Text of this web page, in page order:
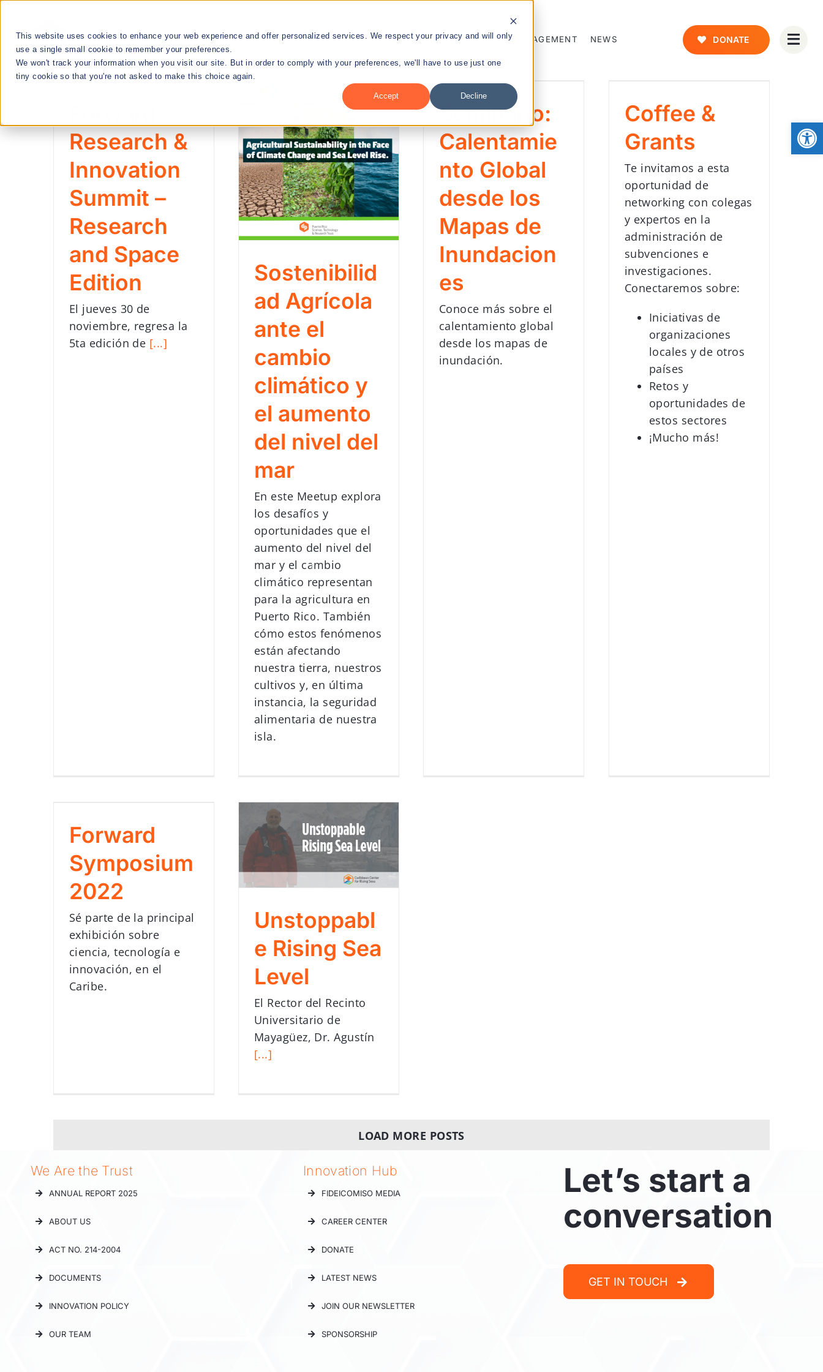
This website uses cookies to enhance your web experience and offer personalized services. We respect your privacy and will only
use a single small cookie to remember your preferences.
We won't track your information when you visit our site. But in order to comply with your preferences, we'll have to use just one
tiny cookie so that you're not asked to make this choice again.
Accept Decline
content
RESEARCH ENTREPRENEURSHIP PUBLIC HEALTH TALENT MANAGEMENT
We Cultivate
Talent Management
RESEARCH & INNOVATION MEETUPS
STEM EDUCATION & WORKFORCE
DEVELOPMENT
NEWS DONATE
Forward
Research &
Innovation
Research and
Research &
Innovation
Summit –
Research
and Space
Edition
El jueves 30 de
noviembre, regresa la
5ta edición de [...]
Agrícola ante
el cambio
climático y el
aumento del
nivel del mar
Sostenibilid
ad Agrícola
ante el
cambio
climático y
el aumento
del nivel del
mar
En este Meetup explora
los desafíos y
oportunidades que el
aumento del nivel del
mar y el cambio
climático representan
para la agricultura en
Puerto Rico. También
cómo estos fenómenos
están afectando
nuestra tierra, nuestros
cultivos y, en última
instancia, la seguridad
alimentaria de nuestra
isla.
los Mapas de
Inundaciones
Seminario:
Calentamie
nto Global
desde los
Mapas de
Inundacion
es
Conoce más sobre el
calentamiento global
desde los mapas de
inundación.
Grants
Coffee &
Grants
Te invitamos a esta
oportunidad de
networking con colegas
y expertos en la
administración de
subvenciones e
investigaciones.
Conectaremos sobre:
Iniciativas de
organizaciones
locales y de otros
países
Retos y
oportunidades de
estos sectores
¡Mucho más!
Forward
Symposium
2022
Sé parte de la principal
exhibición sobre
ciencia, tecnología e
innovación, en el
Caribe.
Unstoppable
Rising Sea
Unstoppabl
e Rising Sea
Level
El Rector del Recinto
Universitario de
Mayagüez, Dr. Agustín
[...]
LOAD MORE POSTS
We Are the Trust
ANNUAL REPORT 2025
ABOUT US
ACT NO. 214-2004
DOCUMENTS
INNOVATION POLICY
OUR TEAM
Innovation Hub
FIDEICOMISO MEDIA
CAREER CENTER
DONATE
LATEST NEWS
JOIN OUR NEWSLETTER
SPONSORSHIP
Let’s start a
conversation
GET IN TOUCH